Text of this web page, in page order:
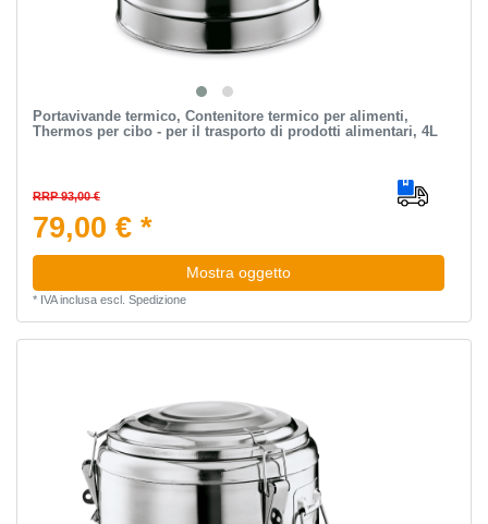
Portavivande termico, Contenitore termico per alimenti,
Thermos per cibo - per il trasporto di prodotti alimentari, 4L
RRP 93,00 €
79,00 € *
Mostra oggetto
* IVA inclusaescl. Spedizione